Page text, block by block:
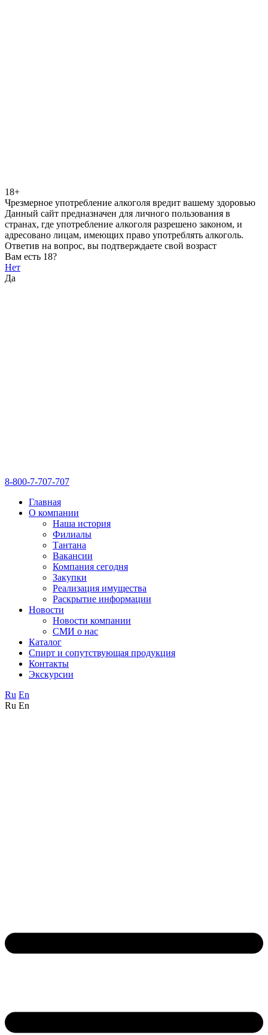
18+
Чрезмерное употребление алкоголя вредит вашему здоровью
Данный сайт предназначен для личного пользования в
странах, где употребление алкоголя разрешено законом, и
адресовано лицам, имеющих право употреблять алкоголь.
Ответив на вопрос, вы подтверждаете свой возраст
Вам есть 18?
Нет
Да
8-800-7-707-707
Главная
О компании
Наша история
Филиалы
Тантана
Вакансии
Компания сегодня
Закупки
Реализация имущества
Раскрытие информации
Новости
Новости компании
СМИ о нас
Каталог
Спирт и сопутствующая продукция
Контакты
Экскурсии
Ru En
Ru En